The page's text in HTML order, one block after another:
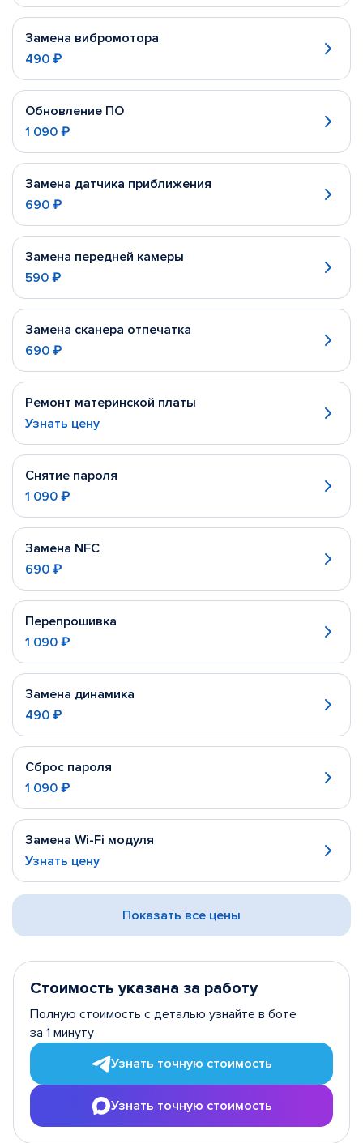
Замена вибромотора
490 ₽
Обновление ПО
1 090 ₽
Замена датчика приближения
690 ₽
Замена передней камеры
590 ₽
Замена сканера отпечатка
690 ₽
Ремонт материнской платы
Узнать цену
Снятие пароля
1 090 ₽
Замена NFC
690 ₽
Перепрошивка
1 090 ₽
Замена динамика
490 ₽
Сброс пароля
1 090 ₽
Замена Wi-Fi модуля
Узнать цену
Показать все цены
Стоимость указана за работу
Полную стоимость с деталью узнайте в боте
за 1 минуту
Узнать точную стоимость
Узнать точную стоимость